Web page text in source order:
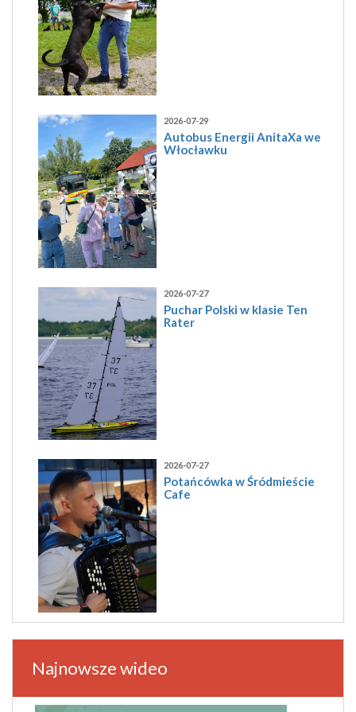
2026-07-29
Autobus Energii AnitaXa we
Włocławku
2026-07-27
Puchar Polski w klasie Ten
Rater
2026-07-27
Potańcówka w Śródmieście
Cafe
Najnowsze wideo